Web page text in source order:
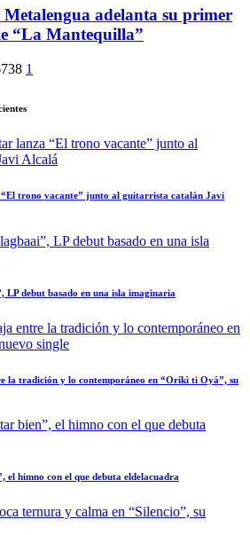
adelanta su primer
“La Mantequilla”
1
“El trono vacante” junto al guitarrista catalán Javi
LP debut basado en una isla imaginaria
la tradición y lo contemporáneo en “Oríkì ti Oyá”, su
el himno con el que debuta eldelacuadra